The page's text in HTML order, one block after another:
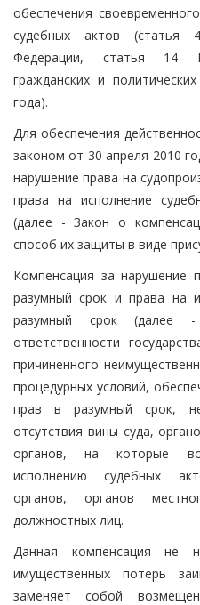
обеспечения
судебных актов (статья
Федерации, статья 14
гражданских и
года).
Для обеспечения
законом от 30 апреля 2010
нарушение права на
права на исполнение
(далее - Закон о
способ их защиты в виде
Компенсация за нарушение
разумный срок и права на
разумный срок (далее
ответственности
причиненного
процедурных условий,
прав в разумный срок,
отсутствия вины суда,
органов, на которые
исполнению судебных
органов, органов
должностных лиц.
Данная компенсация не
имущественных потерь
заменяет собой